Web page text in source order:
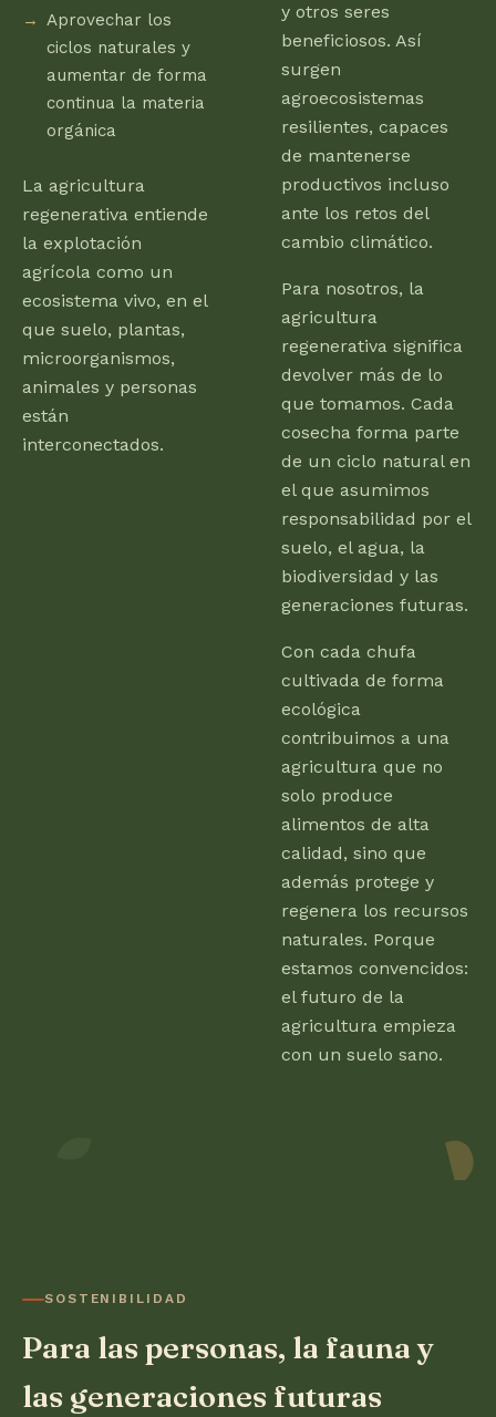
Aprovechar los
ciclos naturales y
aumentar de forma
continua la materia
orgánica
La agricultura
regenerativa entiende
la explotación
agrícola como un
ecosistema vivo, en el
que suelo, plantas,
microorganismos,
animales y personas
están
interconectados.
y otros seres
beneficiosos. Así
surgen
agroecosistemas
resilientes, capaces
de mantenerse
productivos incluso
ante los retos del
cambio climático.
Para nosotros, la
agricultura
regenerativa significa
devolver más de lo
que tomamos. Cada
cosecha forma parte
de un ciclo natural en
el que asumimos
responsabilidad por el
suelo, el agua, la
biodiversidad y las
generaciones futuras.
Con cada chufa
cultivada de forma
ecológica
contribuimos a una
agricultura que no
solo produce
alimentos de alta
calidad, sino que
además protege y
regenera los recursos
naturales. Porque
estamos convencidos:
el futuro de la
agricultura empieza
con un suelo sano.
SOSTENIBILIDAD
Para las personas, la fauna y
las generaciones futuras